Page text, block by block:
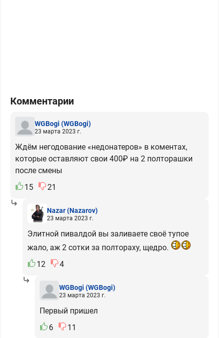
Комментарии
WGBogi (WGBogi)
23 марта 2023 г.
Ждём негодование «недонатеров» в коментах,
которые оставляют свои 400₽ на 2 полторашки
после смены
15
21
Nazar(Nazarov)
23 марта 2023 г.
Элитной пивалдой вы заливаете своё тупое
жало, аж 2 сотки за полтораху, щедро.
12
4
WGBogi (WGBogi)
23 марта 2023 г.
Первый пришел
6
11